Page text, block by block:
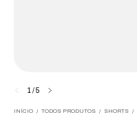
1/5
INÍCIO / TODOS PRODUTOS / SHORTS /